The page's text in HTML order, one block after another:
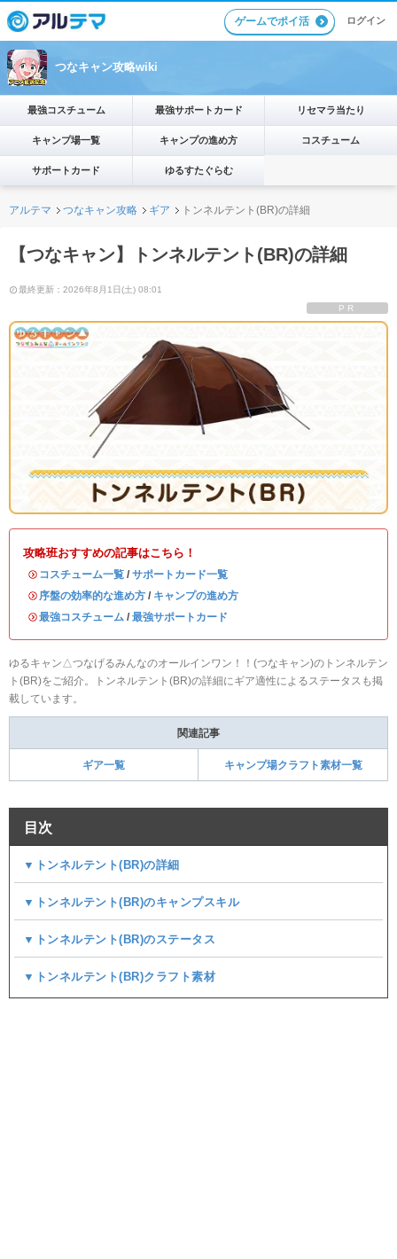
ゲームでポイ活 ログイン
つなキャン攻略wiki
最強コスチューム 最強サポートカード リセマラ当たり
キャンプ場一覧 キャンプの進め方 コスチューム
サポートカード ゆるすたぐらむ
アルテマ つなキャン攻略 ギア トンネルテント(BR)の詳細
【つなキャン】トンネルテント(BR)の詳細
最終更新：2026年8月1日(土) 08:01
PR
攻略班おすすめの記事はこちら！
・ コスチューム一覧 / サポートカード一覧
・ 序盤の効率的な進め方 / キャンプの進め方
・最強コスチューム / 最強サポートカード
ゆるキャン△つなげるみんなのオールインワン！！(つなキャン)のトンネルテン
ト(BR)をご紹介。トンネルテント(BR)の詳細にギア適性によるステータスも掲
載しています。
関連記事
ギア一覧 キャンプ場クラフト素材一覧
目次
▼トンネルテント(BR)の詳細
▼トンネルテント(BR)のキャンプスキル
▼トンネルテント(BR)のステータス
▼トンネルテント(BR)クラフト素材